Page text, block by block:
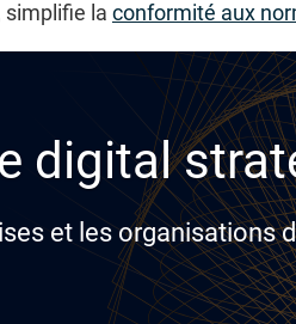
simplifie la conformité aux
digital
et les organisations